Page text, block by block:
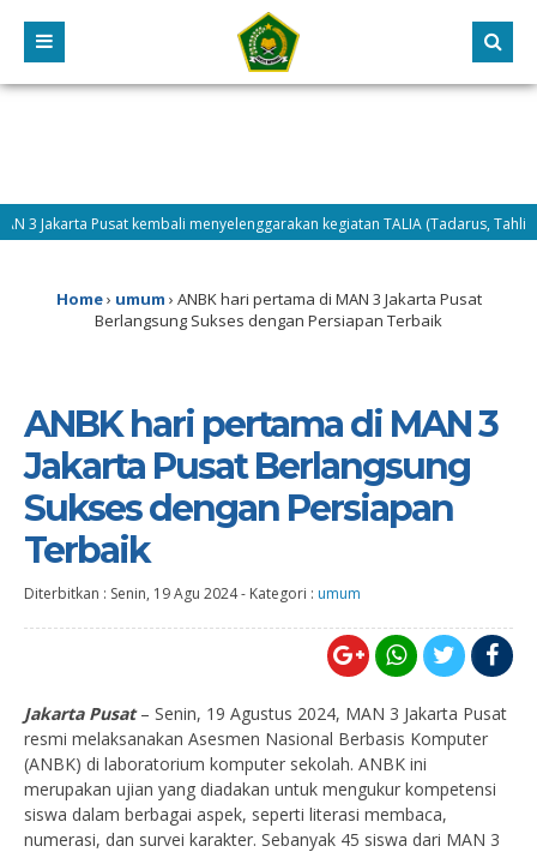
Pusat kembali menyelenggarakan kegiatan TALIA (Tadarus, Tahlil,
pelaksanaan MATAMUDA Tahun 2026, Selasa (14/7/2026) difokuskan
Home› umum › ANBK hari pertama di MAN 3 Jakarta Pusat
Berlangsung Sukses dengan Persiapan Terbaik
ANBK hari pertama di MAN 3
Jakarta Pusat Berlangsung
Sukses dengan Persiapan
Terbaik
Diterbitkan : Senin, 19 Agu 2024- Kategori : umum
Jakarta Pusat– Senin, 19 Agustus 2024, MAN 3 Jakarta Pusat
resmi melaksanakan Asesmen Nasional Berbasis Komputer
(ANBK) di laboratorium komputer sekolah. ANBK ini
merupakan ujian yang diadakan untuk mengukur kompetensi
siswa dalam berbagai aspek, seperti literasi membaca,
numerasi, dan survei karakter. Sebanyak 45 siswa dari MAN 3